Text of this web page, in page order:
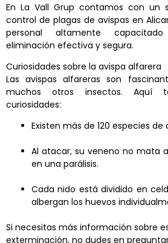
En La Vall Grup contamos con un
control de plagas de avispas en
personal altamente
eliminación efectiva y segura.
Curiosidades sobre la avispa alfarera
Las avispas alfareras son
muchos otros insectos. Aquí
curiosidades:
Existen más de 120 especies de
Al atacar, su veneno no mata
en una parálisis.
Cada nido está dividido en
albergan los huevos
Si necesitas más información sobre
exterminación, no dudes en